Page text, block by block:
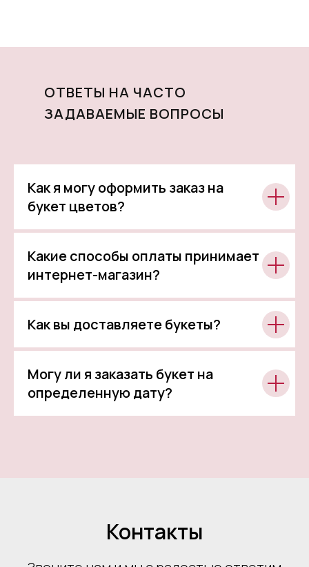
ОТВЕТЫ НА ЧАСТО
ЗАДАВАЕМЫЕ ВОПРОСЫ
Как я могу оформить заказ на
букет цветов?
Какие способы оплаты принимает
интернет-магазин?
Как вы доставляете букеты?
Могу ли я заказать букет на
определенную дату?
Контакты